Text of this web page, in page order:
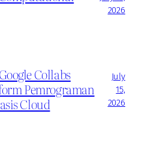
2026
Collabs
Pemrograman
Cloud
July
15,
2026